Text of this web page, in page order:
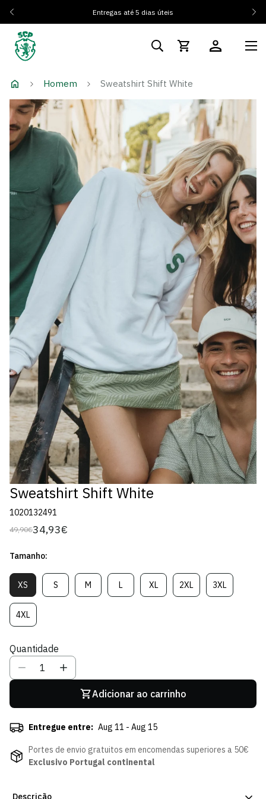
Entregas até 5 dias úteis
Homem Sweatshirt Shift White
Sweatshirt Shift White
1020132491
Preço
49,90€
Preço
venda
34,93€
Tamanho:
XSVariante
Esgotada
Ou
Indisponível
SVariante
Esgotada
MVariante
Esgotada
LVariante
Esgotada
XLVariante
Esgotada
2XLVariante
Esgotada
3XLVariante
Esgotada
4XLVariante
Esgotada
Indisponível
Quantidade
Adicionar ao carrinho
Entregue entre: Aug 11 - Aug 15
Portes de envio gratuitos em encomendas superiores a 50€
Exclusivo Portugal continental
Descrição